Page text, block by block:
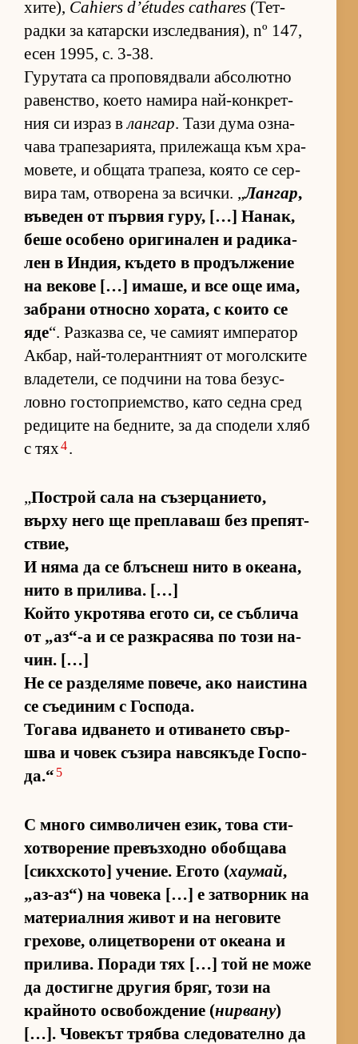
хи­те), Cahiers d’études cathares (Тет­
радки за ка­тар­ски из­след­ва­ни­я), nº 147,
есен 1995, с. 3-38.
Гу­ру­тата са про­по­вяд­вали аб­со­лютно
ра­вен­с­т­во, ко­ето на­мира най-кон­к­рет­
ния си из­раз влангар. Тази дума оз­на­
чава тра­пе­за­ри­я­та, при­ле­жаща към хра­
мо­ве­те, и об­щата тра­пе­за, ко­ято се сер­
вира там, от­во­рена за всич­ки. „Лангар,
въ­ве­ден от пър­вия гу­ру, […] На­нак,
беше осо­бено ори­ги­на­лен и ра­ди­ка­
лен в Ин­дия, къ­дето в про­дъл­же­ние
на ве­кове […] има­ше, и все още има,
заб­рани от­носно хо­ра­та, с ко­ито се
яде“. Раз­казва се, че са­мият им­пе­ра­тор
Ак­бар, най-то­ле­ран­т­ният от мо­гол­с­ките
вла­де­те­ли, се под­чини на това бе­зус­
ловно гос­топ­ри­ем­с­т­во, като седна сред
ре­ди­ците на бед­ни­те, за да спо­дели хляб
с тях4.
„Пос­т­рой сала на съ­зер­ца­ни­е­то,
върху него ще преп­ла­ваш без пре­пят­
с­твие,
И няма да се блъс­неш нито в оке­а­на,
нито в при­ли­ва. […]
Който ук­ро­тява егото си, се съб­лича
от „аз­“-а и се раз­к­ра­сява по този на­
чин. […]
Не се раз­де­ляме по­ве­че, ако на­ис­тина
се съ­е­ди­ним с Гос­по­да.
То­гава ид­ва­нето и оти­ва­нето свър­
шва и чо­век съ­зира нав­ся­къде Гос­по­
да.“ 5
С много сим­во­ли­чен език, това сти­
хот­во­ре­ние пре­въз­ходно обоб­щава
[сик­х­с­ко­то] уче­ние. Егото (хаумай,
„аз-аз“) на чо­века […] е зат­вор­ник на
ма­те­ри­ал­ния жи­вот и на не­го­вите
гре­хо­ве, оли­цет­во­рени от оке­ана и
при­ли­ва. По­ради тях […] той не може
да дос­тигне дру­гия бряг, този на
край­ното ос­во­бож­де­ние (нирвану)
[…]. Чо­ве­кът трябва сле­до­ва­телно да